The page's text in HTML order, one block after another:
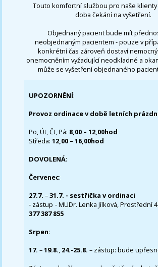
Touto komfortní službou pro naše
doba čekání na vyšetření.
Objednaný pacient bude mít
neobjednaným pacientem - pouze v
konkrétní čas zároveň dostaví
onemocněním vyžadující neodkladné a
může se vyšetření objednaného
UPOZORNĚNÍ:
Provoz ordinace v době letních
Po, Út, Čt, Pá: 8,00 – 12,00hod
Středa:12,00 – 16,00hod
DOVOLENÁ:
Červenec:
27.7.–31.7. - sestřička v ordinaci
- zástup - MUDr. Lenka Jílková, Prostřední
377 387 855
Srpen:
17. –19.8., 24.-25.8. – zástup: bude